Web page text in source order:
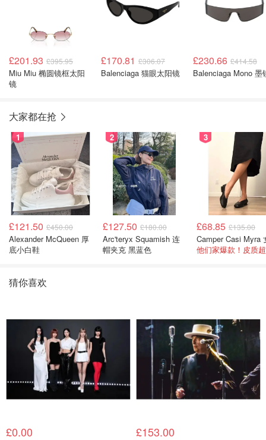
£201.93 £395.95
Miu Miu 椭圆镜框太阳
镜
£170.81 £306.07
Balenciaga 猫眼太阳镜
£230.66 £414.58
Balenciaga Mono 墨
大家都在抢
1
£121.50 £450.00
Alexander McQueen 厚
底小白鞋
2
£127.50 £180.00
Arc'teryx Squamish 连
帽夹克 黑蓝色
3
£68.85 £135.00
他们家爆款！皮质
猜你喜欢
£0.00 £153.00